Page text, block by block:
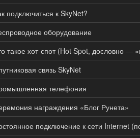
подключиться к SkyNet?
оборудование
такое хот-спот (Hot Spot, дословно —
связь SkyNet
телефония
награждения «Блог Рунета»
подключение к сети Internet